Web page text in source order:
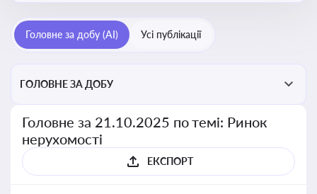
Головне за добу (AI) Усі публікації
ГОЛОВНЕ ЗА ДОБУ
Головне за 21.10.2025 по темі: Ринок
нерухомості
ЕКСПОРТ